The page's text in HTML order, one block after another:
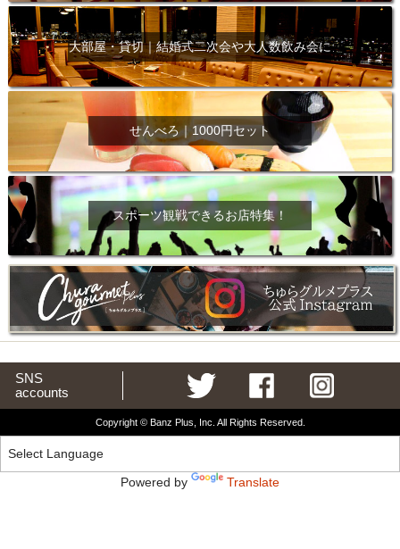
大部屋・貸切｜結婚式二次会や大人数飲み会に
せんべろ｜1000円セット
スポーツ観戦できるお店特集！
SNS
accounts
Copyright © Banz Plus, Inc. All Rights Reserved.
Powered by Translate